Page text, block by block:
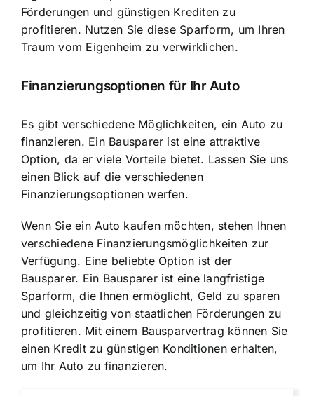
Förderungen und günstigen Krediten zu
profitieren. Nutzen Sie diese Sparform, um Ihren
Traum vom Eigenheim zu verwirklichen.
Finanzierungsoptionen für Ihr Auto
Es gibt verschiedene Möglichkeiten, ein Auto zu
finanzieren. Ein Bausparer ist eine attraktive
Option, da er viele Vorteile bietet. Lassen Sie uns
einen Blick auf die verschiedenen
Finanzierungsoptionen werfen.
Wenn Sie ein Auto kaufen möchten, stehen Ihnen
verschiedene Finanzierungsmöglichkeiten zur
Verfügung. Eine beliebte Option ist der
Bausparer. Ein Bausparer ist eine langfristige
Sparform, die Ihnen ermöglicht, Geld zu sparen
und gleichzeitig von staatlichen Förderungen zu
profitieren. Mit einem Bausparvertrag können Sie
einen Kredit zu günstigen Konditionen erhalten,
um Ihr Auto zu finanzieren.